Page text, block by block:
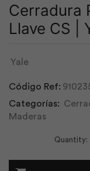
Cerradura
Llave CS |
Yale
Código Ref:
Categorías:
Maderas